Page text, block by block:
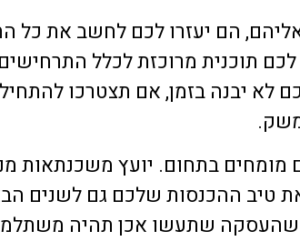
הם יעזרו לכם לחשב את כל
תוכנית מרוכזת לכלל
לא יבנה בזמן, אם תצטרכו
בתחום. יועץ משכנתאות
טיב ההכנסות שלכם גם לשנים
שהעסקה שתעשו אכן תהיה